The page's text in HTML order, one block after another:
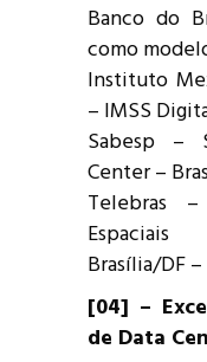
Banco do
como
Instituto
– IMSS
Sabesp –
Center –
Telebras
Brasília/DF
[04] –
de Data